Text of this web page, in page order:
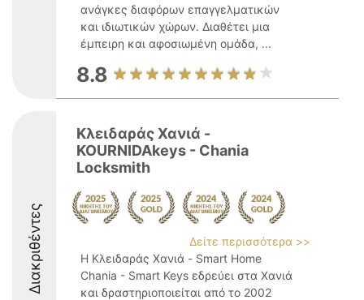
ανάγκες διαφόρων επαγγελματικών
και ιδιωτικών χώρων. Διαθέτει μια
έμπειρη και αφοσιωμένη ομάδα, ...
8.8
Διακριθέντες
Κλειδαράς Χανιά -
KOURNIDAkeys - Chania
Locksmith
Δείτε περισσότερα >>
Η Κλειδαράς Χανιά - Smart Home
Chania - Smart Keys εδρεύει στα Χανιά
και δραστηριοποιείται από το 2002